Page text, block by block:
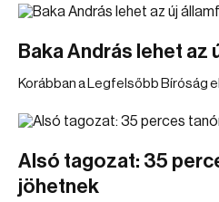
Baka András lehet az
Korábban a Legfelsőbb Bíróság
Alsó tagozat: 35
jöhetnek